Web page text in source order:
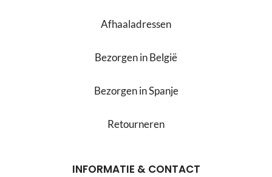
Afhaaladressen
Bezorgen in België
Bezorgen in Spanje
Retourneren
INFORMATIE & CONTACT